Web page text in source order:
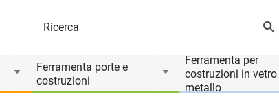
Ferramenta porte e
costruzioni
Ferramenta per
costruzioni in vetro
metallo